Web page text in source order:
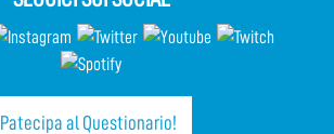
Patecipa al Questionario!